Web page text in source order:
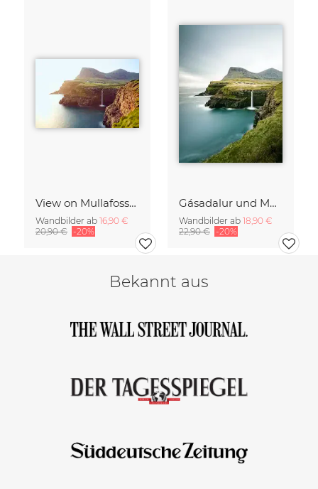
View on Mullafossur Waterfall and Gasadalur village, Faroe Islands
Wandbilder ab 16,90 €
20,90 € -20%
Gásadalur und Múlafossur Wasserfall I
Wandbilder ab 18,90 €
22,90 € -20%
Bekannt aus